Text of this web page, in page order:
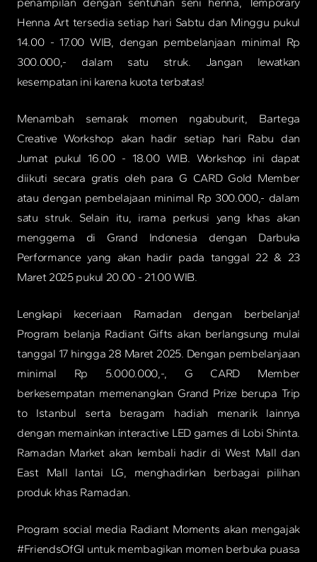
Henna Art tersedia setiap hari Sabtu dan Minggu pukul
14.00 - 17.00 WIB, dengan pembelanjaan minimal Rp
300.000,- dalam satu struk. Jangan lewatkan
kesempatan ini karena kuota terbatas!
Menambah semarak momen ngabuburit, Bartega
Creative Workshop akan hadir setiap hari Rabu dan
Jumat pukul 16.00 - 18.00 WIB. Workshop ini dapat
diikuti secara gratis oleh para G CARD Gold Member
atau dengan pembelajaan minimal Rp 300.000,- dalam
satu struk. Selain itu, irama perkusi yang khas akan
menggema di Grand Indonesia dengan Darbuka
Performance yang akan hadir pada tanggal 22 & 23
Maret 2025 pukul 20.00 - 21.00 WIB.
Lengkapi keceriaan Ramadan dengan berbelanja!
Program belanja Radiant Gifts akan berlangsung mulai
tanggal 17 hingga 28 Maret 2025. Dengan pembelanjaan
minimal Rp 5.000.000,-, G CARD Member
berkesempatan memenangkan Grand Prize berupa Trip
to Istanbul serta beragam hadiah menarik lainnya
dengan memainkan interactive LED games di Lobi Shinta.
Ramadan Market akan kembali hadir di West Mall dan
East Mall lantai LG, menghadirkan berbagai pilihan
produk khas Ramadan.
Program social media Radiant Moments akan mengajak
#FriendsOfGI untuk membagikan momen berbuka puasa